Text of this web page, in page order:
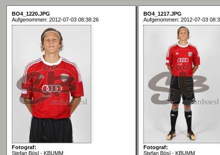
BO4_1220.JPG
Aufgenommen: 2012-07-03 08:38:26
Fotograf:
Stefan Bösl - KBUMM
BO4_1217.JPG
Aufgenommen: 2012-07-03
Fotograf:
Stefan Bösl - KBUMM